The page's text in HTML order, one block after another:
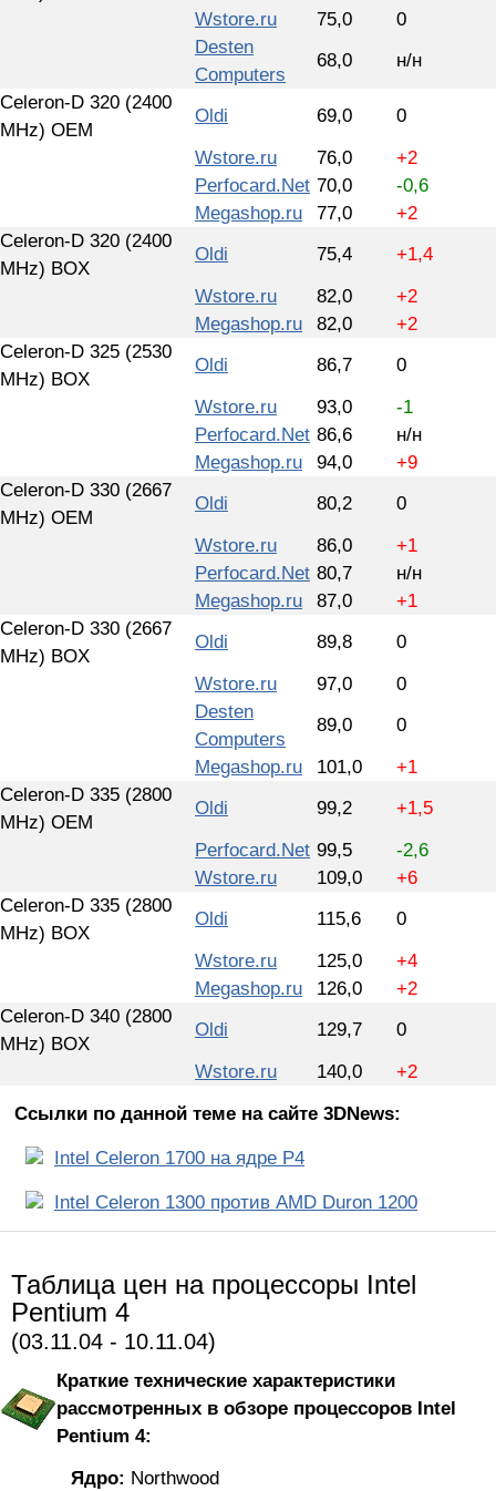
Wstore.ru
75,0
0
Desten
Computers
68,0
н/н
Сeleron-D 320 (2400
MHz) OEM
Oldi 69,0
0
Wstore.ru
76,0
+2
Perfocard.Net 70,0
-0,6
Megashop.ru
77,0
+2
Сeleron-D 320 (2400
MHz) BOX
Oldi 75,4
+1,4
Wstore.ru
82,0
+2
Megashop.ru
82,0
+2
Сeleron-D 325 (2530
MHz) BOX
Oldi 86,7
0
Wstore.ru
93,0
-1
Perfocard.Net 86,6
н/н
Megashop.ru
94,0
+9
Celeron-D 330 (2667
MHz) OEM
Oldi 80,2
0
Wstore.ru
86,0
+1
Perfocard.Net 80,7
н/н
Megashop.ru
87,0
+1
Celeron-D 330 (2667
MHz) BOX
Oldi 89,8
0
Wstore.ru
97,0
0
Desten
Computers
89,0
0
Megashop.ru
101,0
+1
Celeron-D 335 (2800
MHz) OEM
Oldi 99,2
+1,5
Perfocard.Net 99,5
-2,6
Wstore.ru
109,0
+6
Celeron-D 335 (2800
MHz) BOX
Oldi 115,6
0
Wstore.ru
125,0
+4
Megashop.ru
126,0
+2
Celeron-D 340 (2800
MHz) BOX
Oldi 129,7
0
Wstore.ru
140,0
+2
Ссылки по данной теме на сайте 3DNews:
Intel Celeron 1700 на ядре P4
Intel Celeron 1300 против AMD Duron 1200
Таблица цен на процессоры Intel
Pentium 4
(03.11.04 - 10.11.04)
Краткие технические характеристики
рассмотренных в обзоре процессоров Intel
Pentium 4:
Ядро: Northwood